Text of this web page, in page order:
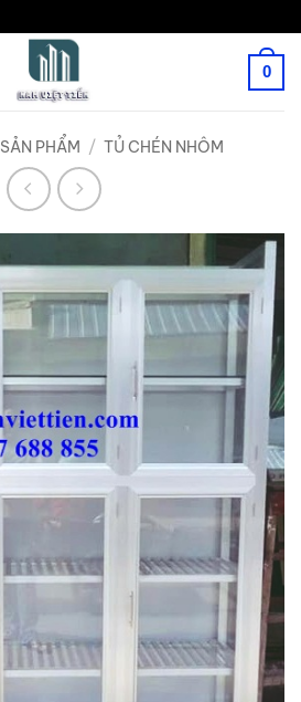
0
SẢN PHẨM / TỦ CHÉN NHÔM